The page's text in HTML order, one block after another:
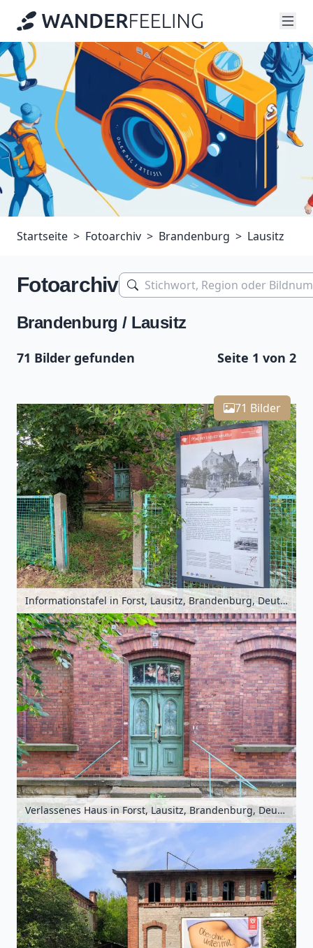
Startseite Fotoarchiv Brandenburg Lausitz
Fotoarchiv
Brandenburg / Lausitz
71 Bilder gefunden Seite 1 von 2
Zoomen mit Strg+Mausrad
+
−
71 Bilder
Informationstafel in Forst, Lausitz, Brandenburg, Deutschland
Verlassenes Haus in Forst, Lausitz, Brandenburg, Deutschland